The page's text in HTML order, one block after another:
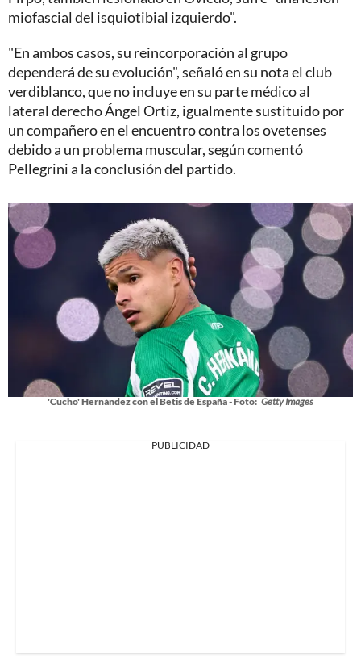
miofascial del isquiotibial izquierdo".
"En ambos casos, su reincorporación al grupo
dependerá de su evolución", señaló en su nota el club
verdiblanco, que no incluye en su parte médico al
lateral derecho Ángel Ortiz, igualmente sustituido por
un compañero en el encuentro contra los ovetenses
debido a un problema muscular, según comentó
Pellegrini a la conclusión del partido.
'Cucho' Hernández con el Betis de España - Foto: Getty Images
PUBLICIDAD